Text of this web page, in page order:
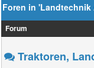
Foren in 'Landtechnik
Forum
Traktoren,